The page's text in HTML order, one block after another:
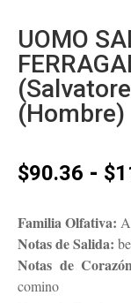
UOMO
(Hombre)
$90.36 - $
Familia Olfativa:
Notas de Salida:
Notas de
comino